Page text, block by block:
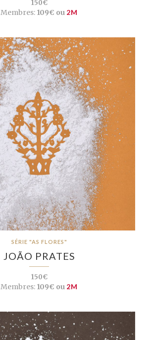
150€
Membres: 109€ ou 2M
SÉRIE "AS FLORES"
JOÃO PRATES
150€
Membres: 109€ ou 2M